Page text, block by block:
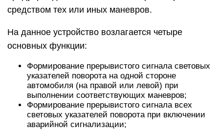
средством тех или иных маневров.
На данное устройство возлагается четыре
основных функции:
Формирование прерывистого сигнала световых
указателей поворота на одной стороне
автомобиля (на правой или левой) при
выполнении соответствующих маневров;
Формирование прерывистого сигнала всех
световых указателей поворота при включении
аварийной сигнализации;